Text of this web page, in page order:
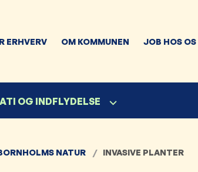
ERHVERV OM KOMMUNEN JOB HOS OS
OG INDFLYDELSE
NATUR INVASIVE PLANTER